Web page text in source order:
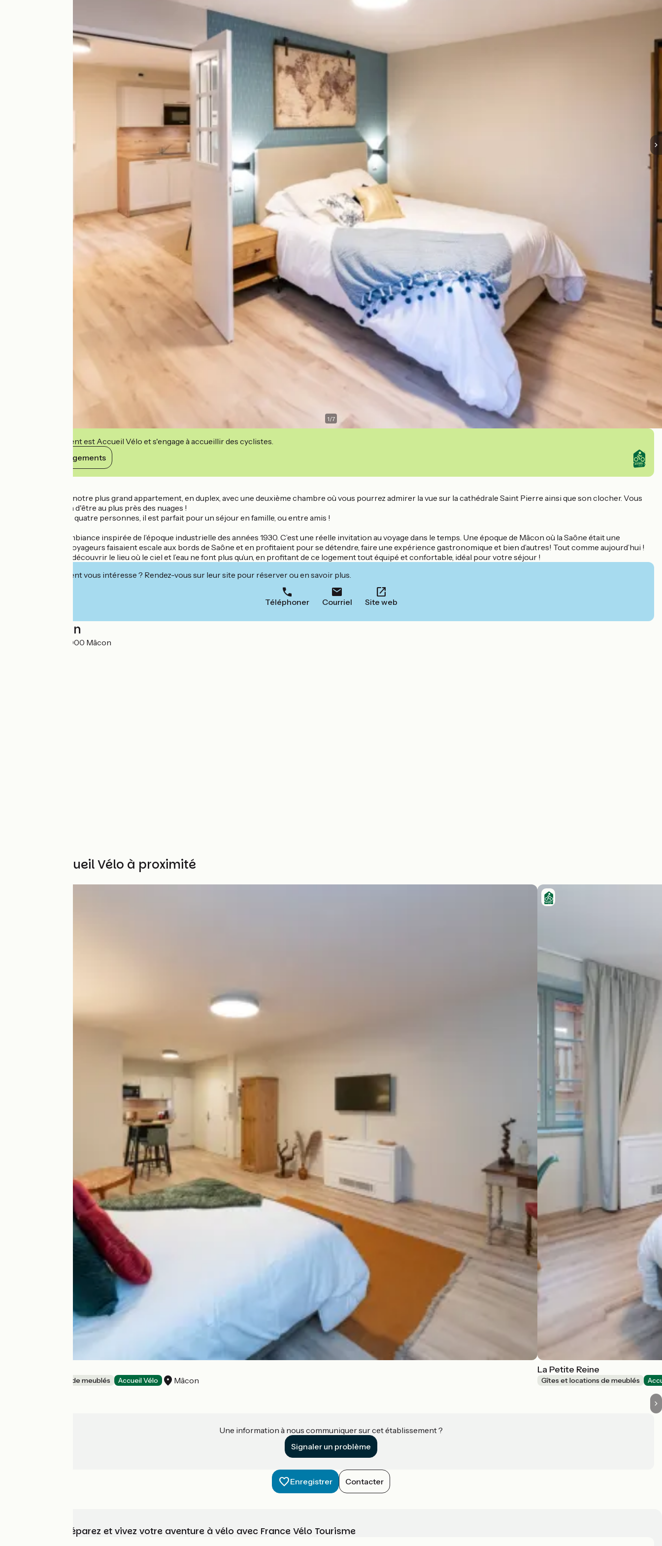
1/7
Cet établissement est Accueil Vélo et s'engage à accueillir des cyclistes.
Voir ses engagements
On vous propose notre plus grand appartement, en duplex, avec une deuxième chambre où vous pourrez admirer la vue sur la cathédrale Saint Pierre ainsi que son clocher. Vous
aurez l’impression d'être au plus près des nuages !
Pouvant accueillir quatre personnes, il est parfait pour un séjour en famille, ou entre amis !
Découvrez une ambiance inspirée de l’époque industrielle des années 1930. C’est une réelle invitation au voyage dans le temps. Une époque de Mâcon où la Saône était une
d'hydrobase: les voyageurs faisaient escale aux bords de Saône et en profitaient pour se détendre, faire une expérience gastronomique et bien d’autres! Tout comme aujourd’hui !
Venez également découvrir le lieu où le ciel et l’eau ne font plus qu’un, en profitant de ce logement tout équipé et confortable, idéal pour votre séjour !
Cet établissement vous intéresse ? Rendez-vous sur leur site pour réserver ou en savoir plus.
Téléphoner Courriel Site web
Localisation
Les Coursives 71000 Mâcon
Autres Accueil Vélo à proximité
Gîtes et locations de meublés Accueil Vélo Mâcon
La Petite Reine
Gîtes et locations de meublés
Une information à nous communiquer sur cet établissement ?
Signaler un problème
Enregistrer Contacter
Choisissez, préparez et vivez votre aventure à vélo avec France Vélo Tourisme